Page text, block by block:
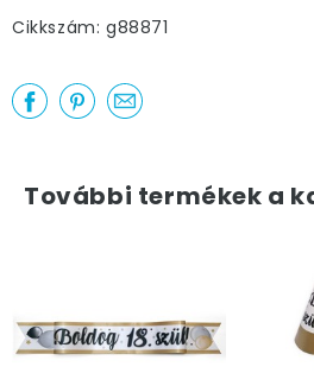
Cikkszám: g88871
További termékek a